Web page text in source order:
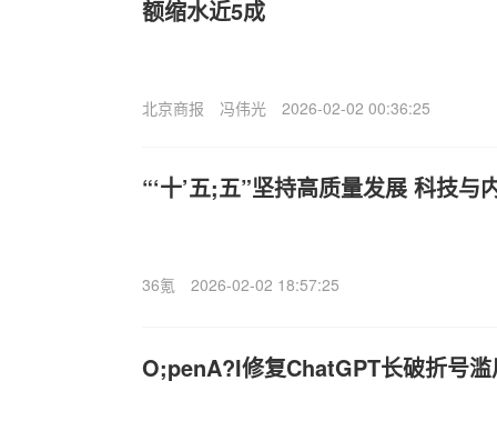
额缩水近5成
北京商报 冯伟光 2026-02-02 00:36:25
“‘十’五;五”坚持高质量发展 科技与
36氪 2026-02-02 18:57:25
O;penA?I修复ChatGPT长破折号